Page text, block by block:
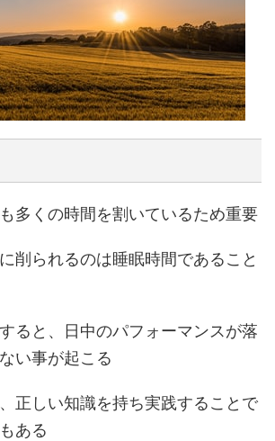
多くの時間を割いているため重要
削られるのは睡眠時間であること
ると、日中のパフォーマンスが落
い事が起こる
正しい知識を持ち実践することで
ある